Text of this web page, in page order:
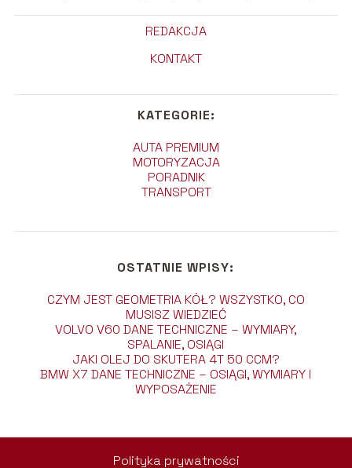
REDAKCJA
KONTAKT
KATEGORIE:
AUTA PREMIUM
MOTORYZACJA
PORADNIK
TRANSPORT
OSTATNIE WPISY:
CZYM JEST GEOMETRIA KÓŁ? WSZYSTKO, CO
MUSISZ WIEDZIEĆ
VOLVO V60 DANE TECHNICZNE – WYMIARY,
SPALANIE, OSIĄGI
JAKI OLEJ DO SKUTERA 4T 50 CCM?
BMW X7 DANE TECHNICZNE – OSIĄGI, WYMIARY I
WYPOSAŻENIE
Polityka prywatności